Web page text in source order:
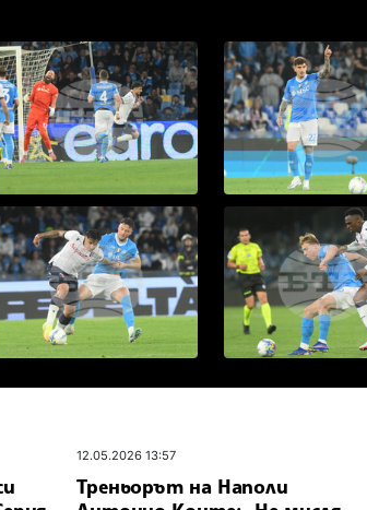
12.05.2026 13:57
Треньорът на Наполи